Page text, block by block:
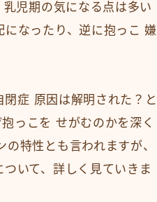
児期の気になる点は多い
なったり、逆に抱っこ 嫌
症 原因は解明された？と
っこを せがむのかを深く
特性とも言われますが、
いて、詳しく見ていきま